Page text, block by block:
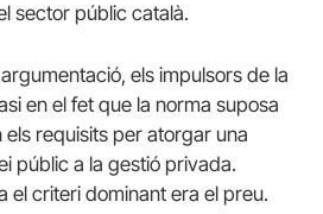
sector públic català.
els impulsors de la
en el fet que la norma suposa
requisits per atorgar una
públic a la gestió privada.
el criteri dominant era el preu.